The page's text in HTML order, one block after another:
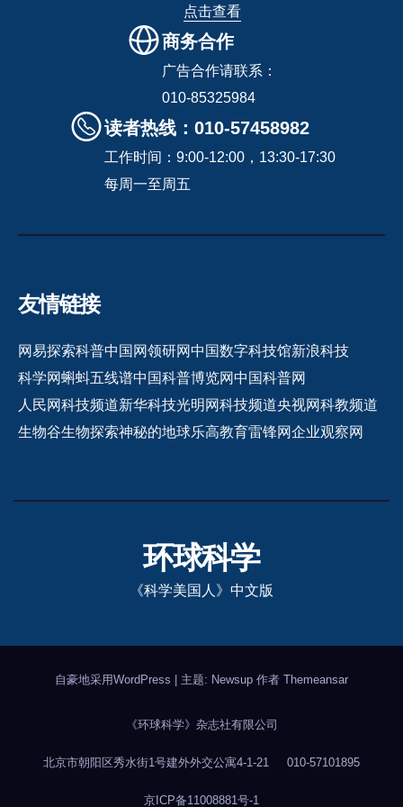
点击查看
商务合作
广告合作请联系：
010-85325984
读者热线：010-57458982
工作时间：9:00-12:00，13:30-17:30
每周一至周五
友情链接
网易探索科普中国网领研网中国数字科技馆新浪科技
科学网蝌蚪五线谱中国科普博览网中国科普网
人民网科技频道新华科技光明网科技频道央视网科教频道
生物谷生物探索神秘的地球乐高教育雷锋网企业观察网
环球科学
《科学美国人》中文版
自豪地采用WordPress 主题: Newsup 作者 Themeansar
《环球科学》杂志社有限公司
北京市朝阳区秀水街1号建外外交公寓4-1-21 010-57101895
京ICP备11008881号-1